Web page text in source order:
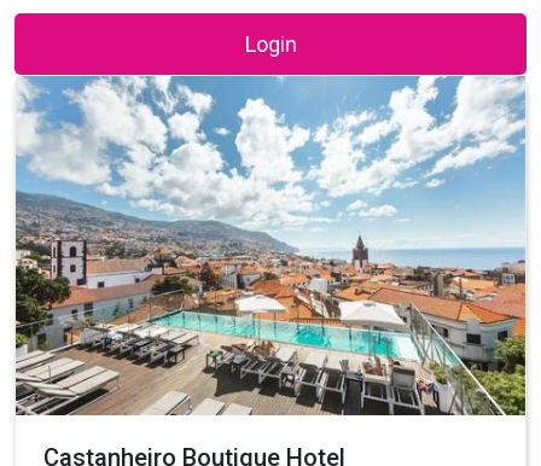
Login
Castanheiro Boutique Hotel